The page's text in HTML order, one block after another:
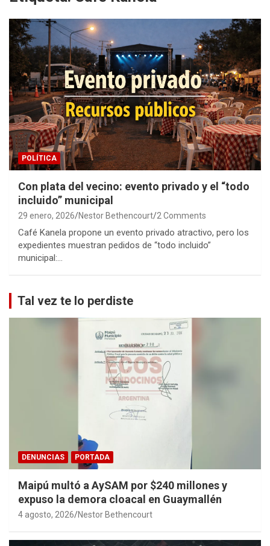
POLÍTICA
Con plata del vecino: evento privado y el “todo
incluido” municipal
29 enero, 2026 Nestor Bethencourt 2 Comments
Café Kanela propone un evento privado atractivo, pero los
expedientes muestran pedidos de “todo incluido”
municipal:…
Tal vez te lo perdiste
DENUNCIAS PORTADA
Maipú multó a AySAM por $240 millones y
expuso la demora cloacal en Guaymallén
4 agosto, 2026 Nestor Bethencourt